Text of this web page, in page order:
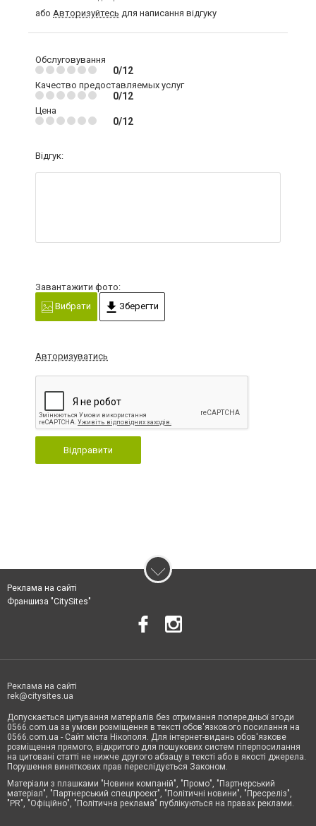
або Авторизуйтесь для написання відгуку
Обслуговування
0/12
Качество предоставляемых услуг
0/12
Цена
0/12
Відгук:
Завантажити фото:
Вибрати
Зберегти
Авторизуватись
Відправити
Реклама на сайті
Франшиза "CitySites"
Реклама на сайті
rek@citysites.ua
Допускається цитування матеріалів без отримання попередньої згоди
0566.com.ua за умови розміщення в тексті обов'язкового посилання на
0566.com.ua - Сайт міста Нікополя. Для інтернет-видань обов'язкове
розміщення прямого, відкритого для пошукових систем гіперпосилання
на цитовані статті не нижче другого абзацу в тексті або в якості джерела.
Порушення виняткових прав переслідується Законом.
Матеріали з плашками "Новини компаній", "Промо", "Партнерський
матеріал", "Партнерський спецпроєкт", "Політичні новини", "Пресреліз",
"PR", "Офіційно", "Політична реклама" публікуються на правах реклами.